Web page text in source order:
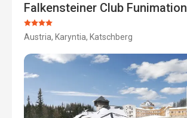
Falkensteiner Club Funimation
Ocena:
4/5
Austria, Karyntia, Katschberg